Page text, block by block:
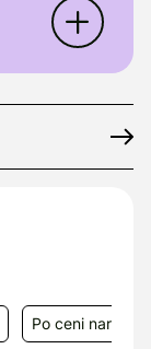
Po ceni